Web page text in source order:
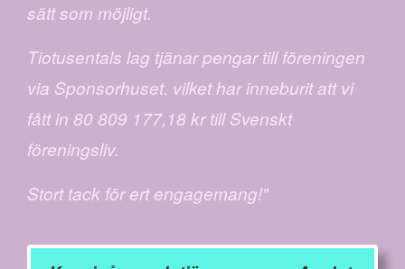
sätt som möjligt.
Tiotusentals lag tjänar pengar till föreningen
via Sponsorhuset. vilket har inneburit att vi
fått in 80 809 177,18 kr till Svenskt
föreningsliv.
Stort tack för ert engagemang!"